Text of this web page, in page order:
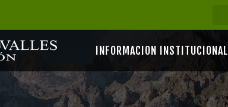
INFORMACION INSTITUCIONAL